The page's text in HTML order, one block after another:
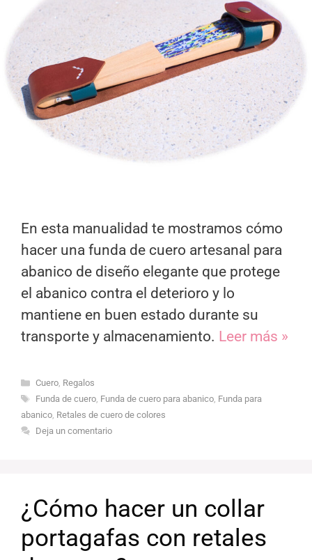
En esta manualidad te mostramos cómo
hacer una funda de cuero artesanal para
abanico de diseño elegante que protege
el abanico contra el deterioro y lo
mantiene en buen estado durante su
transporte y almacenamiento. Leer más »
Categorías
Cuero, Regalos
Etiquetas
Funda de cuero, Funda de cuero para abanico, Funda para
abanico, Retales de cuero de colores
Deja un comentario
¿Cómo hacer un collar
portagafas con retales